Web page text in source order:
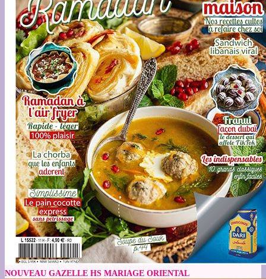
NOUVEAU GAZELLE HS MARIAGE ORIENTAL